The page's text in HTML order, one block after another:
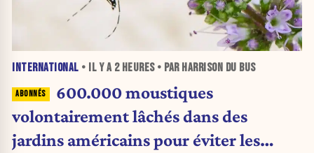
INTERNATIONAL • IL Y A 2 HEURES• PAR HARRISON DU BUS
600.000 moustiques
volontairement lâchés dans des
jardins américains pour éviter les